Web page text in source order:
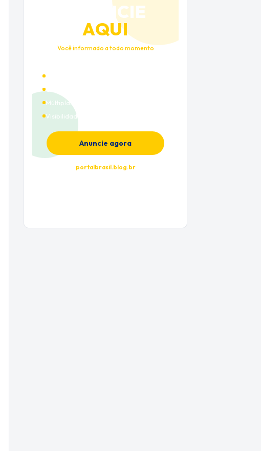
ANUNCIE
AQUI
Você informado a todo momento
Múltiplas categorias
Visibilidade premium
Anuncie agora
portalbrasil.blog.br